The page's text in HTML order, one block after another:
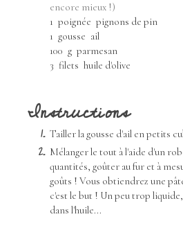
encore mieux !)
1 poignée pignons de pin
1 gousse ail
100 g parmesan
3 filets huile d'olive
Instructions
Tailler la gousse d'ail en petits
Mélanger le tout à l'aide d'un
quantités, goûter au fur et à
goûts ! Vous obtiendrez une
c'est le but ! Un peu trop liquide,
dans l'huile...